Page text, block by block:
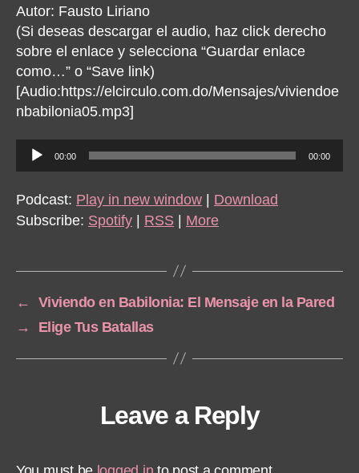
Autor: Fausto Liriano
(Si deseas descargar el audio, haz click derecho
sobre el enlace y selecciona “Guardar enlace
como…” o “Save link)
[Audio:https://elcirculo.com.do/Mensajes/viviendoe
nbabilonia05.mp3]
u
d
i
a
00:00 00:00
Podcast: Play in new window | Download
Subscribe: Spotify | RSS | More
←
Viviendo en Babilonia: El Mensaje en la Pared
→
Elige Tus Batallas
Leave a Reply